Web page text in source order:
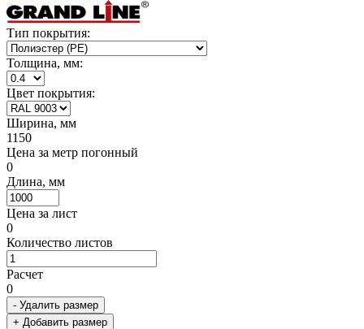
Тип покрытия:
Толщина, мм:
Цвет покрытия:
Ширина, мм
1150
Цена за метр погонный
0
Длина, мм
Цена за лист
0
Количество листов
Расчет
0
- Удалить размер
+ Добавить размер